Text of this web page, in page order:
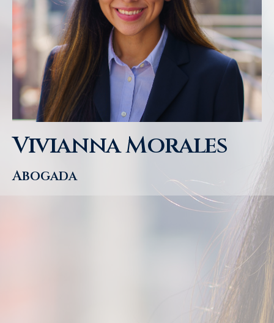
Vivianna Morales
Abogada